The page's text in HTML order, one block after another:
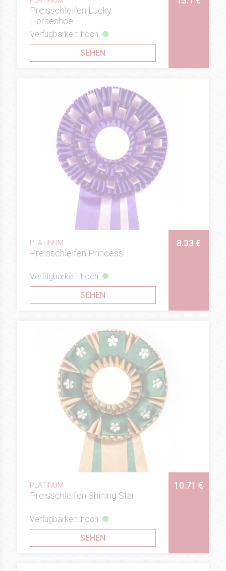
Preisschleifen Lucky
Horseshoe
Verfügbarkeit: hoch
SEHEN
PLATINUM
Preisschleifen Princess
8.33 €
Verfügbarkeit: hoch
SEHEN
PLATINUM
Preisschleifen Shining Star
10.71 €
Verfügbarkeit: hoch
SEHEN